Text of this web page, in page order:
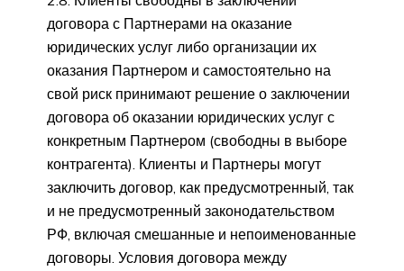
договора с Партнерами на оказание
юридических услуг либо организации их
оказания Партнером и самостоятельно на
свой риск принимают решение о заключении
договора об оказании юридических услуг с
конкретным Партнером (свободны в выборе
контрагента). Клиенты и Партнеры могут
заключить договор, как предусмотренный, так
и не предусмотренный законодательством
РФ, включая смешанные и непоименованные
договоры. Условия договора между